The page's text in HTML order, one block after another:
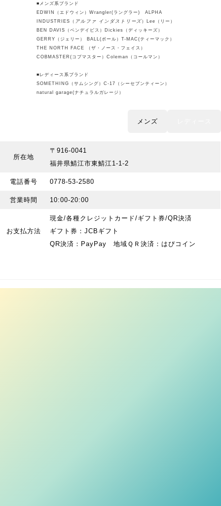
■メンズ系ブランド
EDWIN（エドウィン）Wrangler(ラングラー) ALPHA
INDUSTRIES（ アルファ インダストリーズ）Lee（リー）
BEN DAVIS（ベンデイビス）Dickies（ディッキーズ）
GERRY（ジェリー） BALL(ボール）T-MAC(ティーマック）
THE NORTH FACE （ザ・ノース・フェイス）
COBMASTER(コブマスター）Coleman（コールマン）
■レディース系ブランド
SOMETHING（サムシング）C-17（シーセブンティーン）
natural garage(ナチュラルガレージ）
メンズ
所在地
〒916-0041
福井県鯖江市東鯖江1-1-2
電話番号 0778-53-2580
営業時間 10:00-20:00
お支払方法
現金/各種クレジットカード/ギフト券/QR決済
ギフト券：JCBギフト
QR決済：PayPay 地域ＱＲ決済：はぴコイン